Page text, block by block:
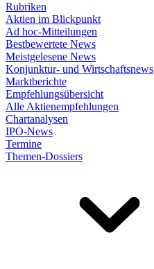
Rubriken
Aktien im Blickpunkt
Ad hoc-Mitteilungen
Bestbewertete News
Meistgelesene News
Konjunktur- und Wirtschaftsnews
Marktberichte
Empfehlungsübersicht
Alle Aktienempfehlungen
Chartanalysen
IPO-News
Termine
Themen-Dossiers